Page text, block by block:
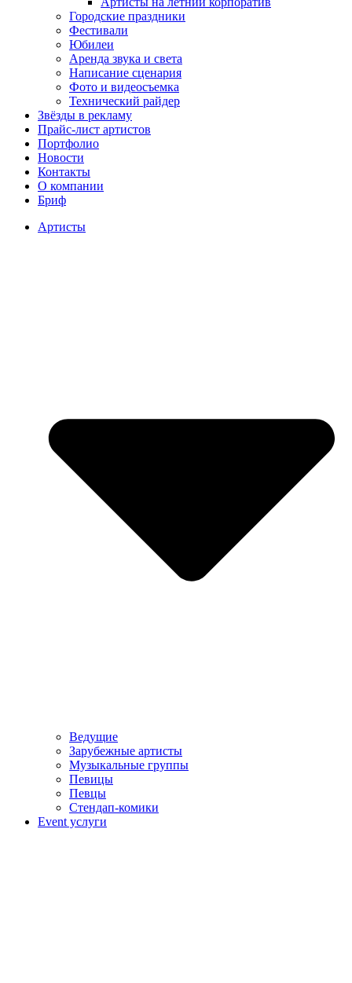
Городские праздники
Фестивали
Юбилеи
Аренда звука и света
Написание сценария
Фото и видеосъемка
Технический райдер
Звёзды в рекламу
Прайс-лист артистов
Портфолио
Новости
Контакты
О компании
Бриф
Артисты
Ведущие
Зарубежные артисты
Музыкальные группы
Певицы
Певцы
Стендап-комики
Event услуги